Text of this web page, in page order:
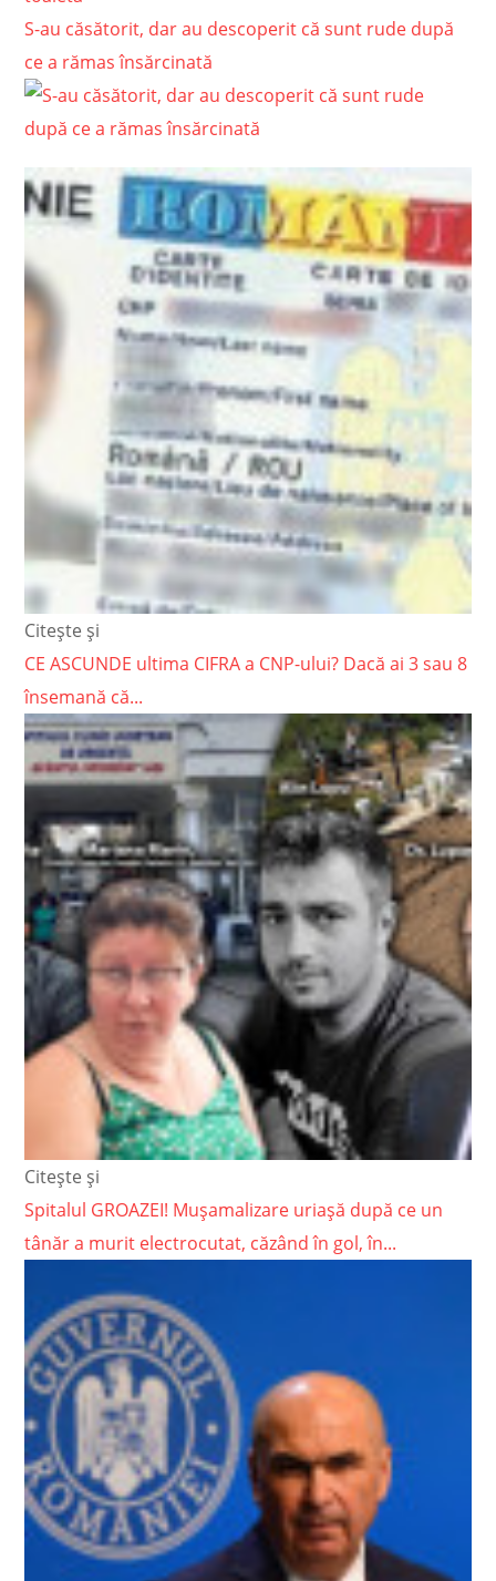
S-au căsătorit, dar au descoperit că sunt rude după
ce a rămas însărcinată
Citește și
CE ASCUNDE ultima CIFRA a CNP-ului? Dacă ai 3 sau 8
însemană că...
Citește și
Spitalul GROAZEI! Mușamalizare uriașă după ce un
tânăr a murit electrocutat, căzând în gol, în...